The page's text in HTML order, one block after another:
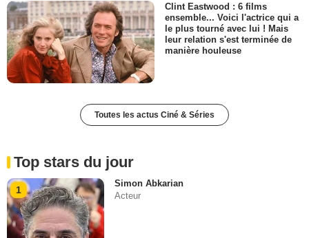
Clint Eastwood : 6 films
ensemble... Voici l'actrice qui a
le plus tourné avec lui ! Mais
leur relation s'est terminée de
manière houleuse
Toutes les actus Ciné & Séries
Top stars du jour
1
Simon Abkarian
Acteur